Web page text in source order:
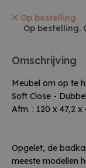
Op bestelling
Op bestelling.
Omschrijving
Meubel om op te
Soft Close -
Afm. : 120 x 47,2 x
Opgelet, de
meeste modellen